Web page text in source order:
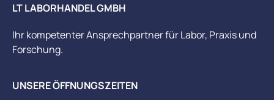
LT LABORHANDEL GMBH
Ihr kompetenter Ansprechpartner für Labor, Praxis und
Forschung.
UNSERE ÖFFNUNGSZEITEN